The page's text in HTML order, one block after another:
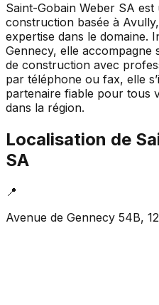
Saint-Gobain Weber SA
construction basée à
expertise dans le domaine.
Gennecy, elle accompagne
de construction avec
par téléphone ou fax, elle
partenaire fiable pour tous
dans la région.
Localisation de
SA
📍
Avenue de Gennecy 54B,